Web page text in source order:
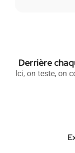
Derrière
Ici, on teste, on